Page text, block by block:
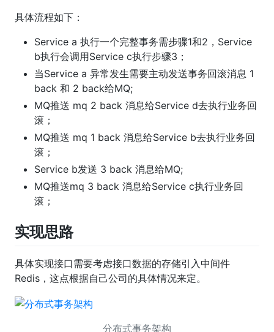
具体流程如下：
Service a 执行一个完整事务需步骤1和2，Service
b执行会调用Service c执行步骤3；
当Service a 异常发生需要主动发送事务回滚消息 1
back 和 2 back给MQ;
MQ推送 mq 2 back 消息给Service d去执行业务回
滚；
MQ推送 mq 1 back 消息给Service b去执行业务回
滚；
Service b发送 3 back 消息给MQ;
MQ推送mq 3 back 消息给Service c执行业务回
滚；
实现思路
具体实现接口需要考虑接口数据的存储引入中间件
Redis，这点根据自己公司的具体情况来定。
分布式事务架构